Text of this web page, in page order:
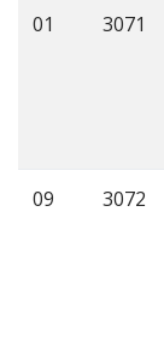
01 3071
09 3072